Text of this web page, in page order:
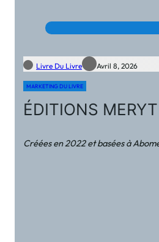
Livre Du Livre Avril 8, 2026
MARKETING DU LIVRE
ÉDITIONS
Créées en 2022 et basées à